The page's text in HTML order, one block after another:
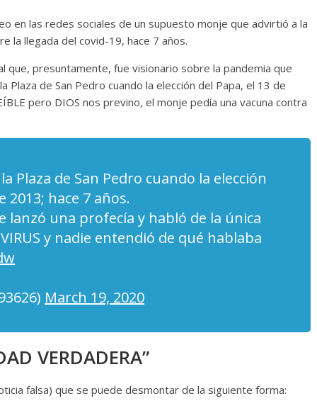
en las redes sociales de un supuesto monje que advirtió a la
la llegada del covid-19, hace 7 años.
que, presuntamente, fue visionario sobre la pandemia que
Plaza de San Pedro cuando la elección del Papa, el 13 de
pero DIOS nos previno, el monje pedía una vacuna contra
Plaza de San Pedro cuando la elección
2013; hace 7 años.
lanzó una profecía y habló de la única
y nadie entendió de qué hablaba
March 19, 2020
VERDADERA”
falsa) que se puede desmontar de la siguiente forma: